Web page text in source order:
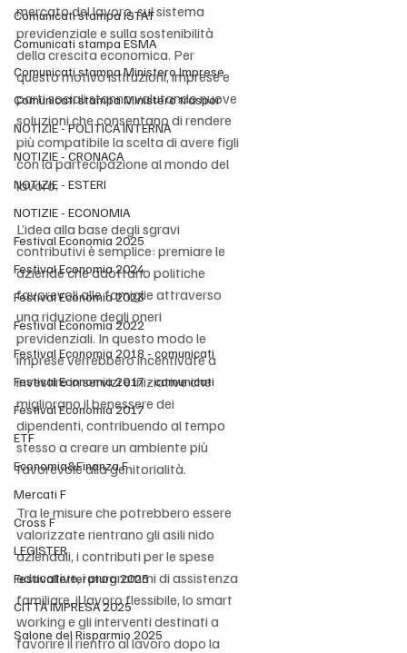
Comunicati stampa ISTAT
Comunicati stampa ESMA
Comunicati stampa Ministero Imprese
Comunicati stampa Ministero traspor
NOTIZIE - POLITICA INTERNA
NOTIZIE - CRONACA
NOTIZIE - ESTERI
NOTIZIE - ECONOMIA
Festival Economia 2025
Festival Economia 2024
Festival Economia 2023
Festival Economia 2022
Festival Economia 2018 - comunicati
Festival Economia 2017 - comunicati
Festival Economia 2017
ETF
Economia&Finanza F
Mercati F
Cross F
LEGISTER
Festivalletteratura 2025
CITTÀ IMPRESA 2025
Salone del Risparmio 2025
mercato del lavoro, sul sistema
previdenziale e sulla sostenibilità
della crescita economica. Per
questo motivo istituzioni, imprese e
parti sociali stanno valutando nuove
soluzioni che consentano di rendere
più compatibile la scelta di avere figli
con la partecipazione al mondo del
lavoro.
L’idea alla base degli sgravi
contributivi è semplice: premiare le
aziende che adottano politiche
favorevoli alle famiglie attraverso
una riduzione degli oneri
previdenziali. In questo modo le
imprese verrebbero incentivate a
investire in servizi e iniziative che
migliorano il benessere dei
dipendenti, contribuendo al tempo
stesso a creare un ambiente più
favorevole alla genitorialità.
Tra le misure che potrebbero essere
valorizzate rientrano gli asili nido
aziendali, i contributi per le spese
educative, i programmi di assistenza
familiare, il lavoro flessibile, lo smart
working e gli interventi destinati a
favorire il rientro al lavoro dopo la